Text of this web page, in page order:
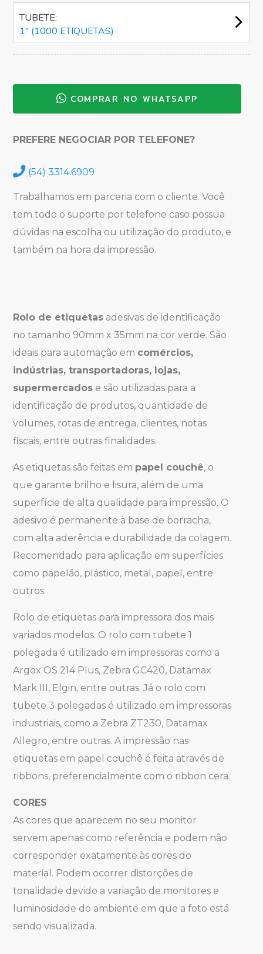
TUBETE:
1" (1000 ETIQUETAS)
COMPRAR NO WHATSAPP
PREFERE NEGOCIAR POR TELEFONE?
(54) 3314.6909
Trabalhamos em parceria com o cliente. Você
tem todo o suporte por telefone caso possua
dúvidas na escolha ou utilização do produto, e
também na hora da impressão.
Rolo de etiquetas adesivas de identificação
no tamanho 90mm x 35mm na cor verde. São
ideais para automação em comércios,
indústrias, transportadoras, lojas,
supermercados e são utilizadas para a
identificação de produtos, quantidade de
volumes, rotas de entrega, clientes, notas
fiscais, entre outras finalidades.
As etiquetas são feitas em papel couchê, o
que garante brilho e lisura, além de uma
superfície de alta qualidade para impressão. O
adesivo é permanente à base de borracha,
com alta aderência e durabilidade da colagem.
Recomendado para aplicação em superfícies
como papelão, plástico, metal, papel, entre
outros.
Rolo de etiquetas para impressora dos mais
variados modelos. O rolo com tubete 1
polegada é utilizado em impressoras como a
Argox OS 214 Plus, Zebra GC420, Datamax
Mark III, Elgin, entre outras. Já o rolo com
tubete 3 polegadas é utilizado em impressoras
industriais, como a Zebra ZT230, Datamax
Allegro, entre outras. A impressão nas
etiquetas em papel couchê é feita através de
ribbons, preferencialmente com o ribbon cera.
CORES
As cores que aparecem no seu monitor
servem apenas como referência e podem não
corresponder exatamente às cores do
material. Podem ocorrer distorções de
tonalidade devido a variação de monitores e
luminosidade do ambiente em que a foto está
sendo visualizada.